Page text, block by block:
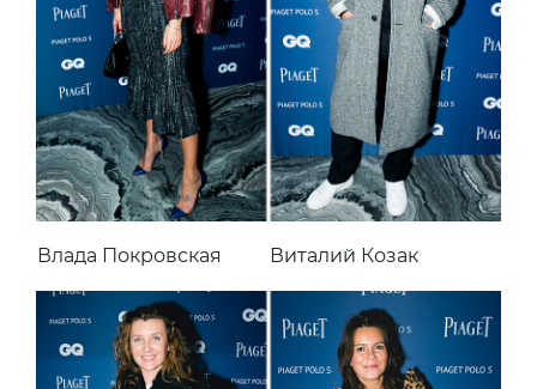
Влада Покровская Виталий Козак